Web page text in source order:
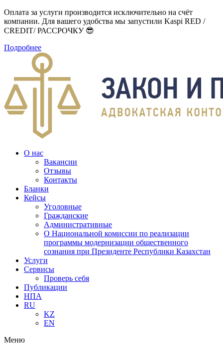
Оплата за услуги производится исключительно на счёт
компании. Для вашего удобства мы запустили Kaspi RED /
CREDIT/ РАССРОЧКУ 😎
Подробнее
О нас
Вакансии
Отзывы
Контакты
Бланки
Кейсы
Уголовные
Гражданские
Административные
О Национальной комиссии по реализации
программы модернизации общественного
сознания при Президенте Республики Казахстан
Услуги
Сервисы
Проверь себя
Публикации
НПА
RU
KZ
EN
Меню